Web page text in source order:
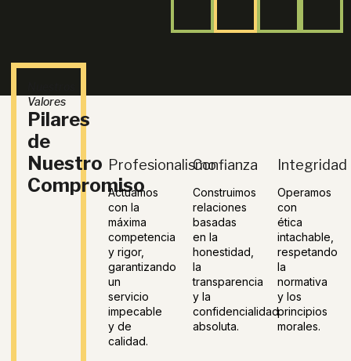
Valores
Pilares
de
Nuestro
Compromiso
Profesionalismo
Actuamos
con la
máxima
competencia
y rigor,
garantizando
un
servicio
impecable
y de
calidad.
Confianza
Construimos
relaciones
basadas
en la
honestidad,
la
transparencia
y la
confidencialidad
absoluta.
Integridad
Operamos
con
ética
intachable,
respetando
la
normativa
y los
principios
morales.